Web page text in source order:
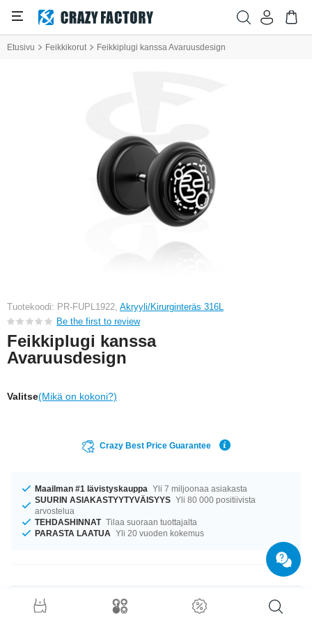
Etusivu Feikkikorut Feikkiplugi kanssa Avaruusdesign
Tuotekoodi: PR-FUPL1922, Akryyli/Kirurginteräs 316L
Be the first to review
Feikkiplugi kanssa
Avaruusdesign
Valitse(Mikä on kokoni?)
Crazy Best Price Guarantee
Maailman #1 lävistyskauppa Yli 7 miljoonaa asiakasta
SUURIN ASIAKASTYYTYVÄISYYS Yli 80 000 positiivista
arvostelua
TEHDASHINNAT Tilaa suoraan tuottajalta
PARASTA LAATUA Yli 20 vuoden kokemus
Tuotetiedot